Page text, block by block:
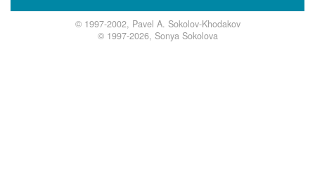
© 1997-2002, Pavel A. Sokolov-Khodakov
© 1997-2026, Sonya Sokolova